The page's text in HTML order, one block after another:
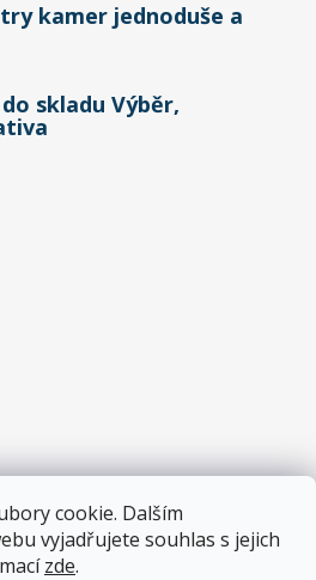
cookie. Dalším
vyjadřujete souhlas s jejich
zde.
kamer jednoduše a
skladu Výběr,